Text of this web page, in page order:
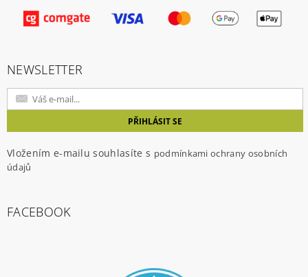
Vložením hodnocení souhlasíte spodmínkami
ochrany osobních údajů
NEWSLETTER
Vložením e-mailu souhlasíte s podmínkami ochrany osobních
údajů
FACEBOOK